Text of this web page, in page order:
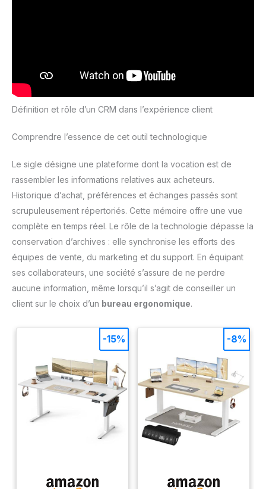
Définition et rôle d’un CRM dans l’expérience client
Comprendre l’essence de cet outil technologique
Le sigle désigne une plateforme dont la vocation est de
rassembler les informations relatives aux acheteurs.
Historique d’achat, préférences et échanges passés sont
scrupuleusement répertoriés. Cette mémoire offre une vue
complète en temps réel. Le rôle de la technologie dépasse la
conservation d’archives : elle synchronise les efforts des
équipes de vente, du marketing et du support. En équipant
ses collaborateurs, une société s’assure de ne perdre
aucune information, même lorsqu’il s’agit de conseiller un
client sur le choix d’un bureau ergonomique.
-15% -8%